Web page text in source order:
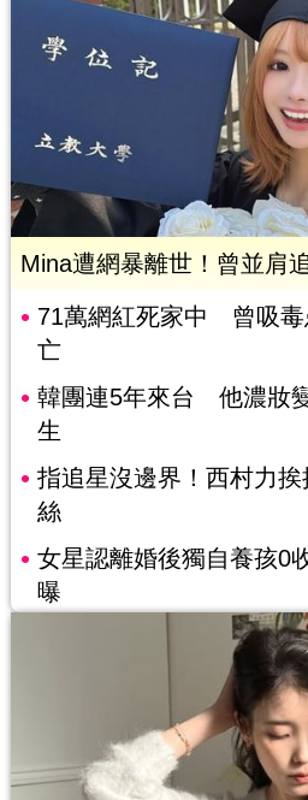
Mina遭網暴離世！曾並肩
71萬網紅死家中 曾吸毒
亡
韓團連5年來台 他濃妝
生
指追星沒邊界！西村力
絲
女星認離婚後獨自養孩
曝